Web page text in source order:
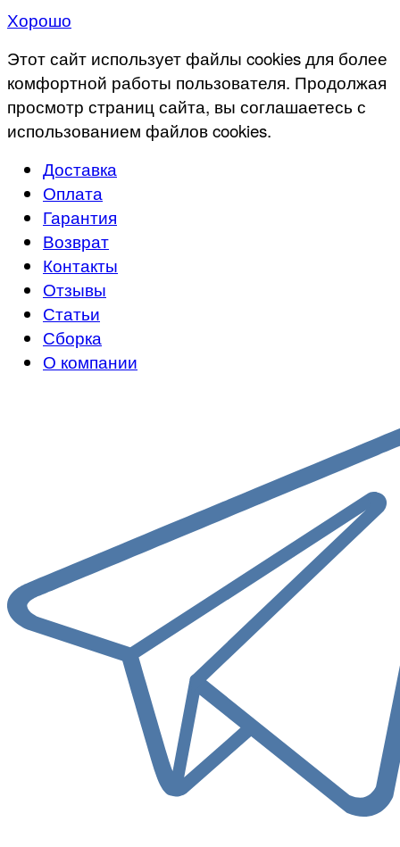
Хорошо
Этот сайт использует файлы cookies для более
комфортной работы пользователя. Продолжая
просмотр страниц сайта, вы соглашаетесь с
использованием файлов cookies.
Доставка
Оплата
Гарантия
Возврат
Контакты
Отзывы
Статьи
Сборка
О компании